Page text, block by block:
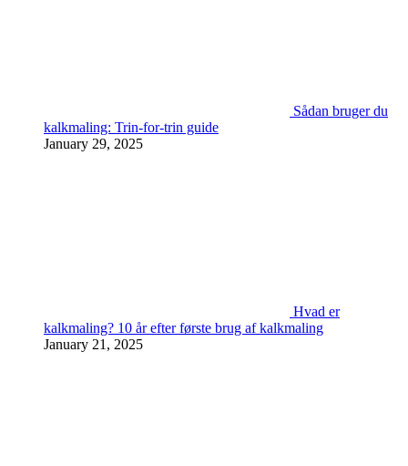
Sådan bruger du
kalkmaling: Trin-for-trin guide
January 29, 2025
Hvad er
kalkmaling? 10 år efter første brug af kalkmaling
January 21, 2025